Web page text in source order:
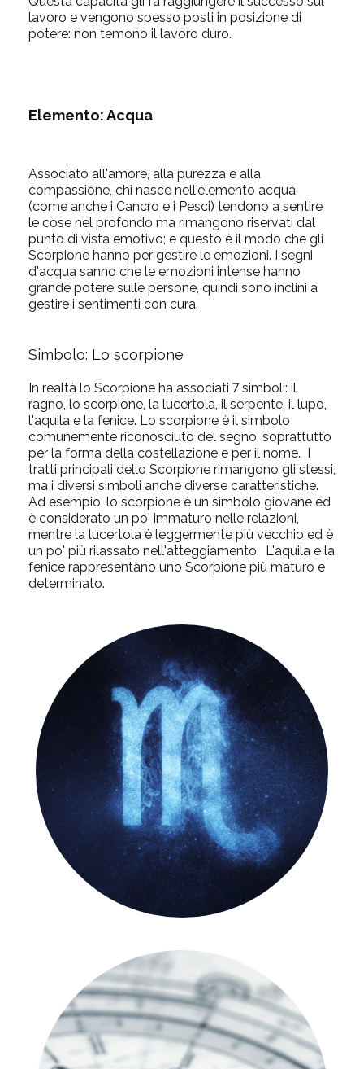
lavoro e vengono spesso posti in posizione di
potere: non temono il lavoro duro.
Elemento:Acqua
Associato all'amore, alla purezza e alla
compassione, chi nasce nell'elemento acqua
(come anche i Cancro e i Pesci) tendono a sentire
le cose nel profondo ma rimangono riservati dal
punto di vista emotivo; e questo è il modo che gli
Scorpione hanno per gestire le emozioni. I segni
d'acqua sanno che le emozioni intense hanno
grande potere sulle persone, quindi sono inclini a
gestire i sentimenti con cura.
Simbolo: Lo scorpione
In realtà lo Scorpione ha associati 7 simboli: il
ragno, lo scorpione, la lucertola, il serpente, il lupo,
l'aquila e la fenice. Lo scorpione è il simbolo
comunemente riconosciuto del segno, soprattutto
per la forma della costellazione e per il nome. I
tratti principali dello Scorpione rimangono gli stessi,
ma i diversi simboli anche diverse caratteristiche.
Ad esempio, lo scorpione è un simbolo giovane ed
è considerato un po' immaturo nelle relazioni,
mentre la lucertola è leggermente più vecchio ed è
un po' più rilassato nell'atteggiamento. L'aquila e la
fenice rappresentano uno Scorpione più maturo e
determinato.